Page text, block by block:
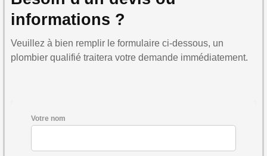
informations ?
Veuillez à bien remplir le formulaire ci-dessous, un
plombier qualifié traitera votre demande immédiatement.
Votre nom